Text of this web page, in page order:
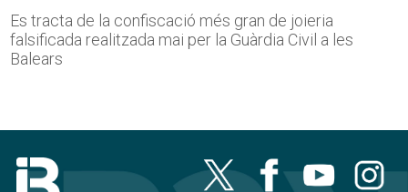
Es tracta de la confiscació més gran de joieria
falsificada realitzada mai per la Guàrdia Civil a les
Balears